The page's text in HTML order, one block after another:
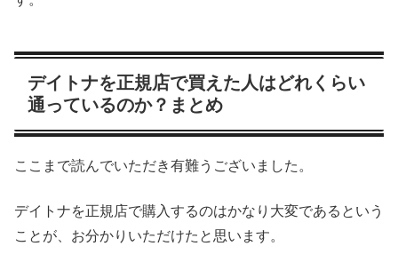
デイトナを正規店で買えた人はどれくらい
通っているのか？まとめ
ここまで読んでいただき有難うございました。
デイトナを正規店で購入するのはかなり大変であるという
ことが、お分かりいただけたと思います。